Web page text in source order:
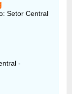
Setor Central
-